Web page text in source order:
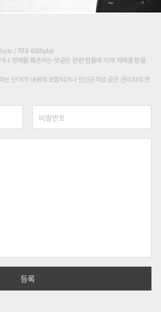
/ 최대 400byte)
나 명예를 훼손하는 댓글은 관련 법률에 의해 제재를 받을
는 단어가 내용에 포함되거나 인신공격성 글은 관리자의 판